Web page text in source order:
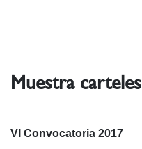
Muestra carteles
VI Convocatoria 2017